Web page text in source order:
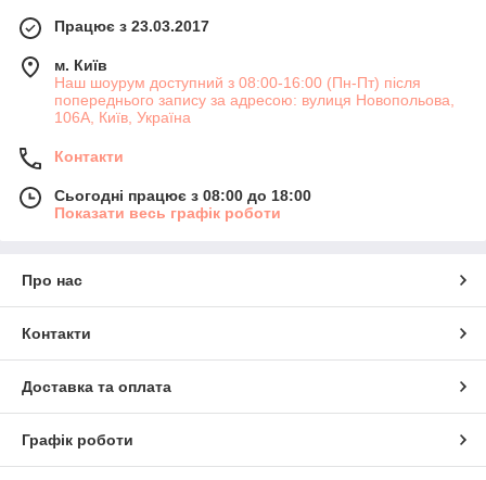
Працює з 23.03.2017
м. Київ
Наш шоурум доступний з 08:00-16:00 (Пн-Пт) після
попереднього запису за адресою: вулиця Новопольова,
106А, Київ, Україна
Контакти
Сьогодні працює з 08:00 до 18:00
Показати весь графік роботи
Про нас
Контакти
Доставка та оплата
Графік роботи